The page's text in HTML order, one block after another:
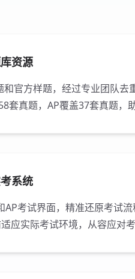
资源
和官方样题，经过专业团队去
套真题，AP覆盖37套真题，
系统
AP考试界面，精准还原考试
应实际考试环境，从容应对